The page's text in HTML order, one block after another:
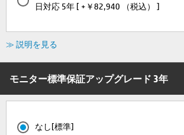
日対応 5年 [ +￥82,940 （税込） ]
≫ 説明を見る
モニター標準保証アップグレード 3年
なし[標準]